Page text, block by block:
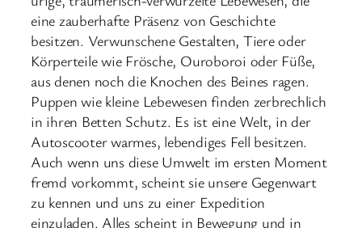
eine zauberhafte Präsenz von Geschichte
besitzen. Verwunschene Gestalten, Tiere oder
Körperteile wie Frösche, Ouroboroi oder Füße,
aus denen noch die Knochen des Beines ragen.
Puppen wie kleine Lebewesen finden zerbrechlich
in ihren Betten Schutz. Es ist eine Welt, in der
Autoscooter warmes, lebendiges Fell besitzen.
Auch wenn uns diese Umwelt im ersten Moment
fremd vorkommt, scheint sie unsere Gegenwart
zu kennen und uns zu einer Expedition
einzuladen. Alles scheint in Bewegung und in